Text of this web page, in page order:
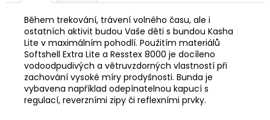
Během trekování, trávení volného času, ale i
ostatních aktivit budou Vaše děti s bundou Kasha
Lite v maximálním pohodlí. Použitím materiálů
Softshell Extra Lite a Resstex 8000 je docíleno
vodoodpudivých a větruvzdorných vlastností při
zachování vysoké míry prodyšnosti. Bunda je
vybavena například odepínatelnou kapucí s
regulací, reverzními zipy či reflexními prvky.
ADIDAS
KNOT
TANK
DÁMSKÉ
TÍLKO
699
Kč
Původně:
949